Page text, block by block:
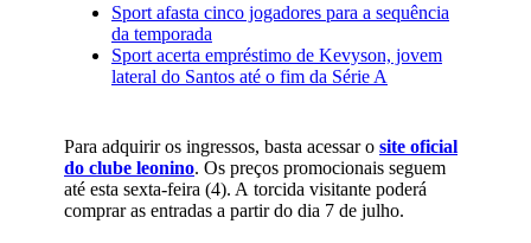
Sport afasta cinco jogadores para a sequência
da temporada
Sport acerta empréstimo de Kevyson, jovem
lateral do Santos até o fim da Série A
Para adquirir os ingressos, basta acessar o site oficial
do clube leonino. Os preços promocionais seguem
até esta sexta-feira (4). A torcida visitante poderá
comprar as entradas a partir do dia 7 de julho.